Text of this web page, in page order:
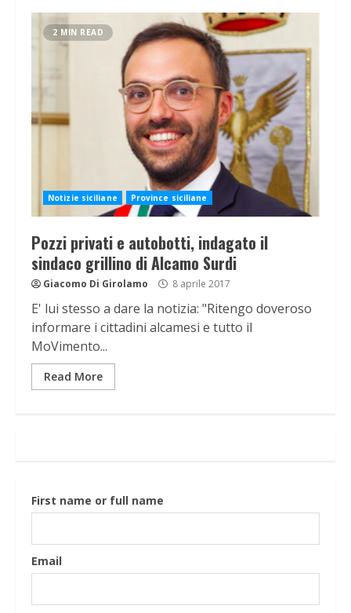
2 MIN READ
Notizie siciliane Province siciliane
Pozzi privati e autobotti, indagato il
sindaco grillino di Alcamo Surdi
Giacomo Di Girolamo 8 aprile 2017
E' lui stesso a dare la notizia: "Ritengo doveroso
informare i cittadini alcamesi e tutto il
MoVimento...
Read More
First name or full name
Email